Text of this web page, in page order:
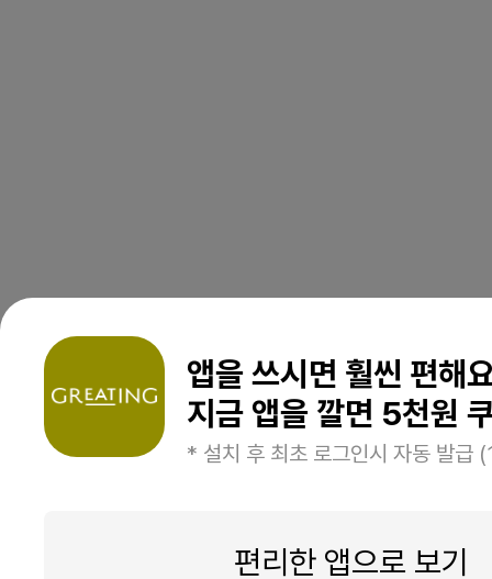
앱을 쓰시면 훨씬 편해
지금 앱을 깔면 5천원
* 설치 후 최초 로그인시 자동 발급
편리한 앱으로 보기